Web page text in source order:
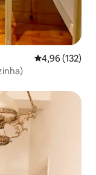
4,96 de uma
4,96 (132)